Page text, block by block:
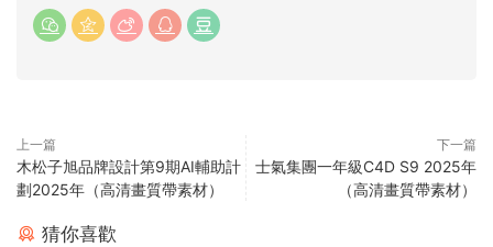
上一篇
木松子旭品牌設計第9期AI輔助計
劃2025年（高清畫質帶素材）
下一篇
士氣集團一年級C4D S9 2025年
（高清畫質帶素材）
猜你喜歡